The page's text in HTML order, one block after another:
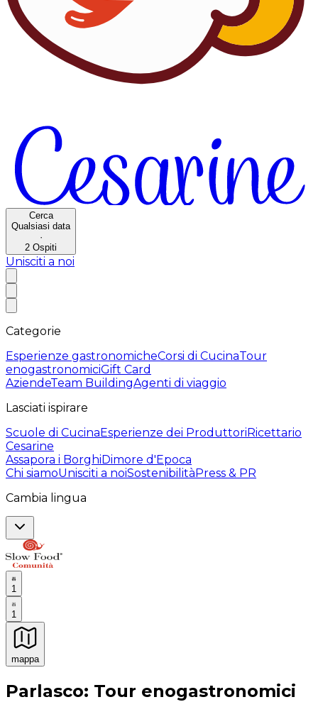
Cerca
Qualsiasi data
·
2 Ospiti
Unisciti a noi
Categorie
Esperienze gastronomicheCorsi di CucinaTour
enogastronomiciGift Card
AziendeTeam BuildingAgenti di viaggio
Lasciati ispirare
Scuole di CucinaEsperienze dei ProduttoriRicettario
Cesarine
Assapora i BorghiDimore d'Epoca
Chi siamoUnisciti a noiSostenibilitàPress & PR
Cambia lingua
1
1
mappa
Esperienze culinarie indimenticabili: Esperienze
Parlasco: Tour enogastronomici